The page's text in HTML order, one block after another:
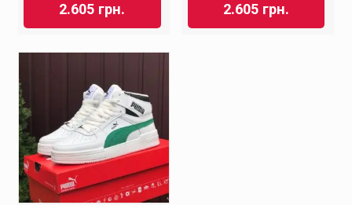
2.605 грн. 2.605 грн.